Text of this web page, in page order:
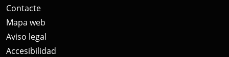
Contacte
Mapa web
Aviso legal
Accesibilidad